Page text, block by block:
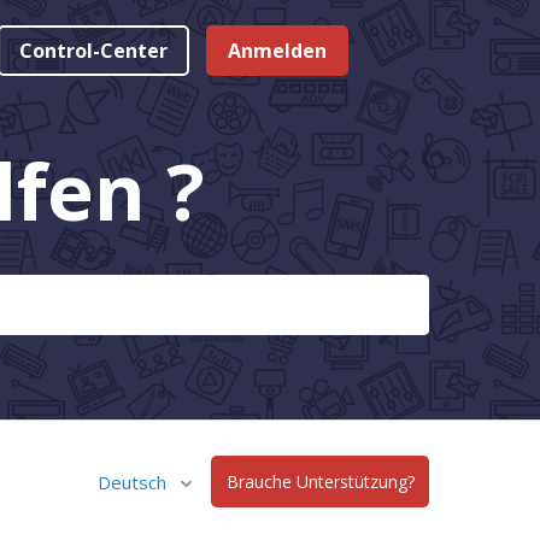
Control-Center Anmelden
?
Deutsch Brauche Unterstützung?